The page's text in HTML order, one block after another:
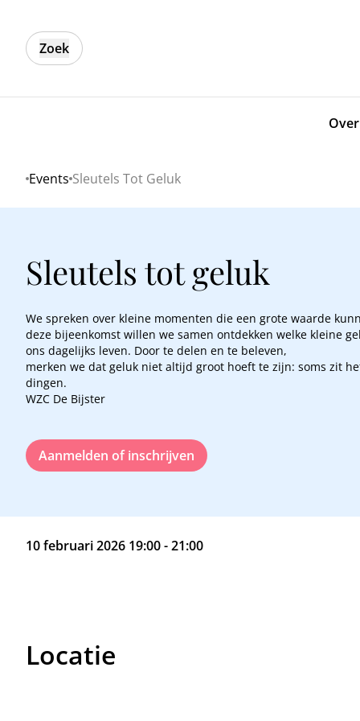
Zoek
Home
Events Sleutels Tot Geluk
Sleutels tot geluk
We spreken over kleine momenten die een grote waarde
deze bijeenkomst willen we samen ontdekken welke kleine
ons dagelijks leven. Door te delen en te beleven,
merken we dat geluk niet altijd groot hoeft te zijn: soms zit
dingen.
WZC De Bijster
Aanmelden of inschrijven
10 februari 2026 19:00 - 21:00
Locatie